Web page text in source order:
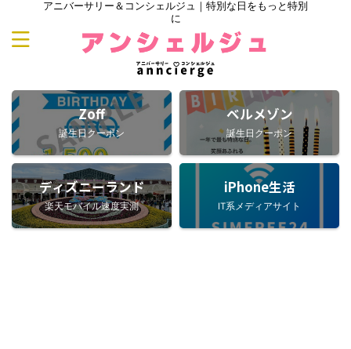
アニバーサリー＆コンシェルジュ｜特別な日をもっと特別
に
Zoff
誕生日クーポン
ベルメゾン
誕生日クーポン
ディズニーランド
楽天モバイル速度実測
iPhone生活
IT系メディアサイト